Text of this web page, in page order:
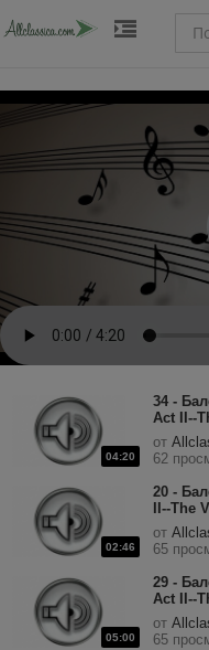
04:20
34 -
Act II--
от
62
02:46
20 -
II--The
con
от
65
05:00
29 -
Act II--
&
от
65